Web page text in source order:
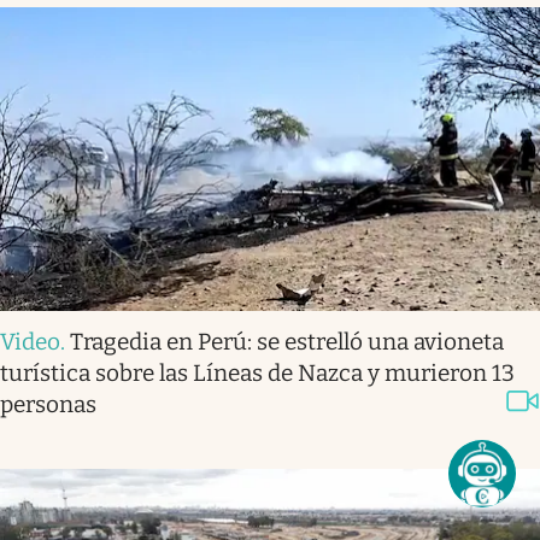
Video. Tragedia en Perú: se estrelló una avioneta
turística sobre las Líneas de Nazca y murieron 13
personas